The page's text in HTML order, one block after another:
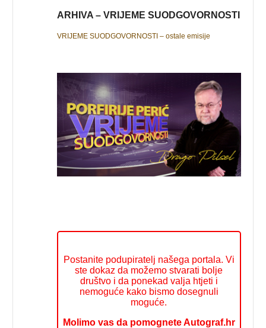
ARHIVA – VRIJEME SUODGOVORNOSTI
VRIJEME SUODGOVORNOSTI – ostale emisije
Postanite podupiratelj našega portala. Vi
ste dokaz da možemo stvarati bolje
društvo i da ponekad valja htjeti i
nemoguće kako bismo dosegnuli
moguće.
Molimo vas da pomognete Autograf.hr